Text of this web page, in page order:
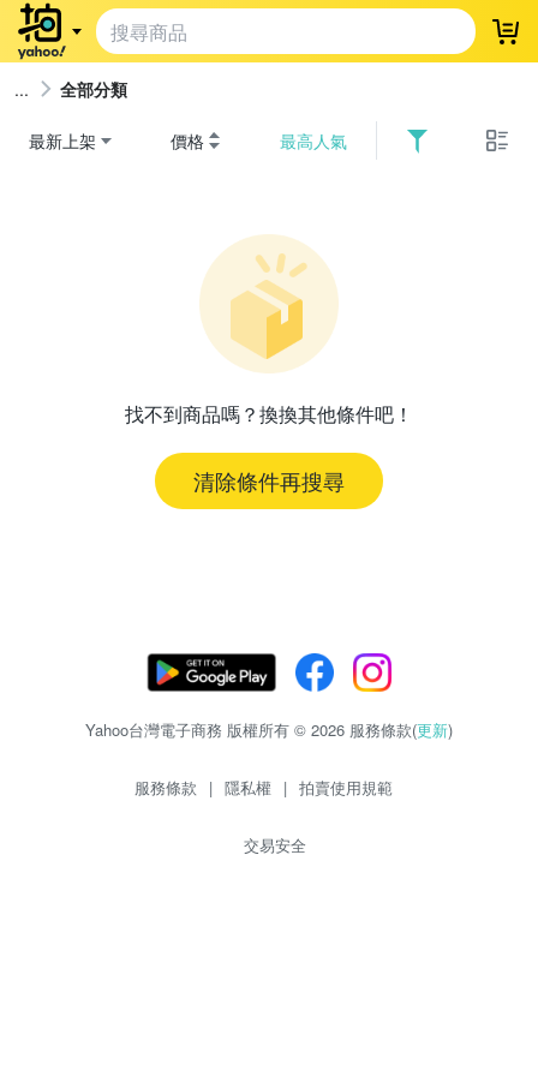
登
全部分類
最新上架 價格 最高人氣
找不到商品嗎？換換其他條件吧！
清除條件再搜尋
Yahoo台灣電子商務 版權所有 © 2026 服務條款(更新)
服務條款 | 隱私權 | 拍賣使用規範
交易安全